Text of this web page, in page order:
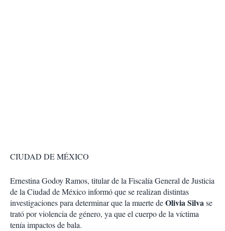
CIUDAD DE MÉXICO
Ernestina Godoy Ramos, titular de la Fiscalía General de Justicia
de la Ciudad de México informó que se realizan distintas
investigaciones para determinar que la muerte deOlivia Silvase
trató por violencia de género, ya que el cuerpo de la víctima
tenía impactos de bala.